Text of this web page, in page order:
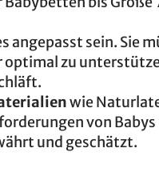
angepasst sein. Sie
optimal zu
wie
von Babys
und geschätzt.